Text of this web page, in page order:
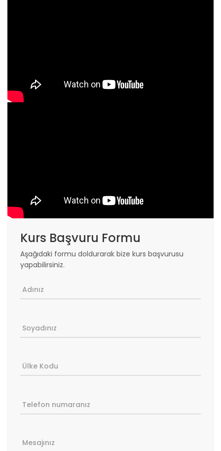
Kurs Başvuru Formu
Aşağıdaki formu doldurarak bize kurs başvurusu
yapabilirsiniz.
Adınız
Soyadınız
Ülke Kodu
Telefon numaranız
Mesajınız